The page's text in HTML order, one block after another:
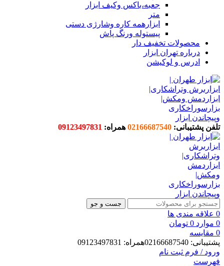
جعبه،باکس وکیف ابزار
متر
ابزارهمه کاره وشارژی دستی
پیستوله ورنگ پاش
محصولات تخفیف دار
درباره تهران ابزار
ادرس و لوکیشن
تلفن پشتیبانی: 02166687540 همراه: 09123497831
جست و جو
0 علاقه مندی ها
0 موارد 0 تومان
0 مقایسه
پشتیبانی: 02166687540همراه: 09123497831
ورود / فرم ثبت نام
فهرست